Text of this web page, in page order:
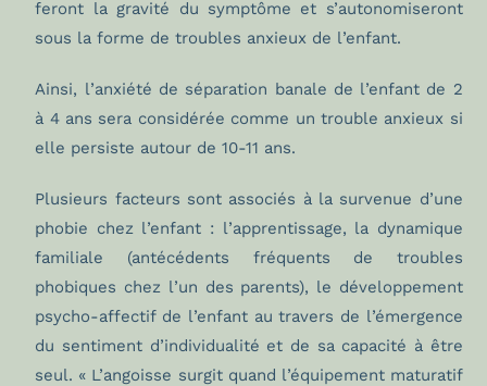
feront la gravité du symptôme et s’autonomiseront
sous la forme de troubles anxieux de l’enfant.
Ainsi, l’anxiété de séparation banale de l’enfant de 2
à 4 ans sera considérée comme un trouble anxieux si
elle persiste autour de 10-11 ans.
Plusieurs facteurs sont associés à la survenue d’une
phobie chez l’enfant : l’apprentissage, la dynamique
familiale (antécédents fréquents de troubles
phobiques chez l’un des parents), le développement
psycho-affectif de l’enfant au travers de l’émergence
du sentiment d’individualité et de sa capacité à être
seul. « L’angoisse surgit quand l’équipement maturatif